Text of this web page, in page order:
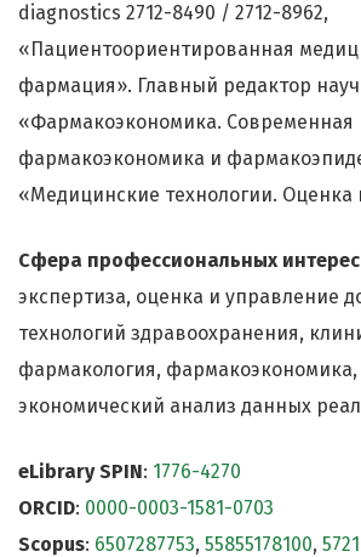
diagnostics 2712-8490 / 2712-8962,
«Пациентоориентированная
фармация». Главный редактор
«Фармакоэкономика. Современная
фармакоэкономика и
«Медицинские технологии. Оценка
Сфера профессиональных
экспертиза, оценка и управление
технологий здравоохранения,
фармакология,
экономический анализ данных
eLibrary SPIN: 1776-4270
ORCID: 0000-0003-1581-0703
Scopus: 6507287753, 55855178100,